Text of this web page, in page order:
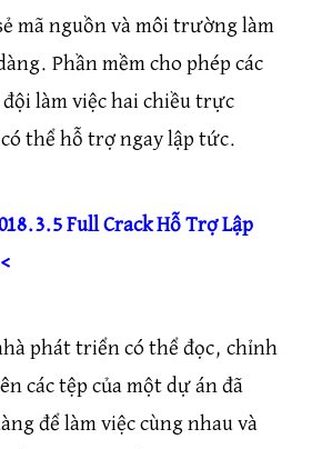
mã nguồn và môi trường làm
Phần mềm cho phép các
làm việc hai chiều trực
thể hỗ trợ ngay lập tức.
Full Crack Hỗ Trợ Lập
phát triển có thể đọc, chỉnh
các tệp của một dự án đã
để làm việc cùng nhau và